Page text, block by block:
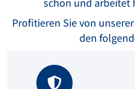
Profitieren Sie von
den